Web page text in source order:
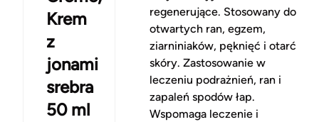
Krem
z
jonami
srebra
50 ml
regenerujące. Stosowany do
otwartych ran, egzem,
ziarniniaków, pęknięć i otarć
skóry. Zastosowanie w
leczeniu podrażnień, ran i
zapaleń spodów łap.
Wspomaga leczenie i